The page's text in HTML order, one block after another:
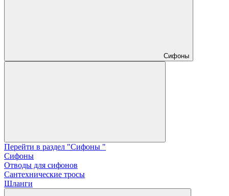
Сифоны
Перейти в раздел "Сифоны "
Сифоны
Отводы для сифонов
Сантехнические тросы
Шланги